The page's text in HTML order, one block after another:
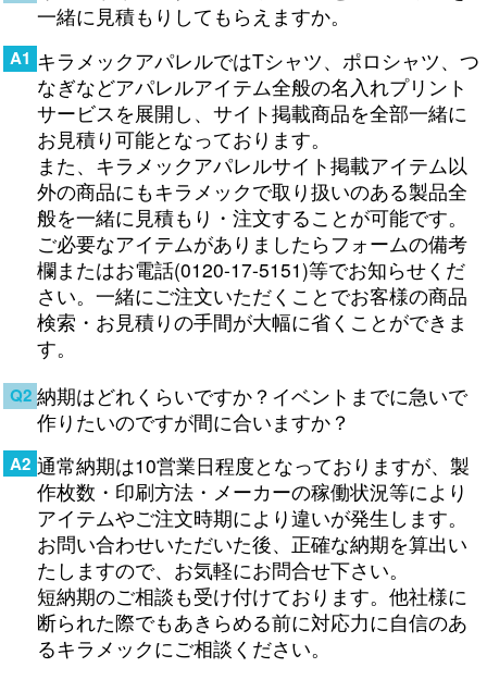
一緒に見積もりしてもらえますか。
A1 キラメックアパレルではTシャツ、ポロシャツ、つ
なぎなどアパレルアイテム全般の名入れプリント
サービスを展開し、サイト掲載商品を全部一緒に
お見積り可能となっております。
また、キラメックアパレルサイト掲載アイテム以
外の商品にもキラメックで取り扱いのある製品全
般を一緒に見積もり・注文することが可能です。
ご必要なアイテムがありましたらフォームの備考
欄またはお電話(0120-17-5151)等でお知らせくだ
さい。一緒にご注文いただくことでお客様の商品
検索・お見積りの手間が大幅に省くことができま
す。
Q2 納期はどれくらいですか？イベントまでに急いで
作りたいのですが間に合いますか？
A2 通常納期は10営業日程度となっておりますが、製
作枚数・印刷方法・メーカーの稼働状況等により
アイテムやご注文時期により違いが発生します。
お問い合わせいただいた後、正確な納期を算出い
たしますので、お気軽にお問合せ下さい。
短納期のご相談も受け付けております。他社様に
断られた際でもあきらめる前に対応力に自信のあ
るキラメックにご相談ください。